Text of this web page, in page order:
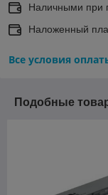
Наличными при
Наложенный
Все условия
Подобные